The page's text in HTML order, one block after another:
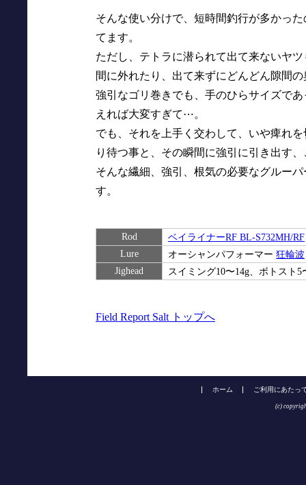
そんな使い分けで、短時間釣行が多かっ
てます。
ただし、テトラに潜られて出て来ないヤ
間に外れたり、出て来ずにどんどん隙間
強引なゴリ巻きでも、手のひらサイズで
えれば大変すぎて⋯。
でも、それを上手く交わして、いや痺れ
り待つ事と、その瞬間に強引に引き出す
そんな繊細、強引、根気の必要なグルー
す。
Rod
ベイライナーRF BL-S732MH/RF
Lure
オーシャンパフォーマー 狂輪波
Jighead
スイミング10〜14g、ボトスト5
Field Report Salt トップへ
ホーム ご利用にあたっ
(c)